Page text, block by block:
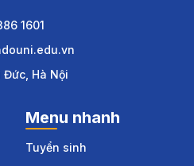
1601
Đức, Hà Nội
Menu nhanh
Tuyển sinh